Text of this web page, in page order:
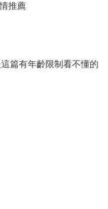
推薦
篇有年齡限制看不懂的